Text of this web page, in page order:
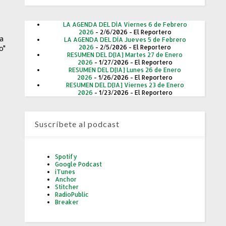
LA AGENDA DEL DÍA Viernes 6 de Febrero
2026 - 2/6/2026 - El Reportero
LA AGENDA DEL DÍA Jueves 5 de Febrero
2026 - 2/5/2026 - El Reportero
RESUMEN DEL D[IA] Martes 27 de Enero
2026 - 1/27/2026 - El Reportero
RESUMEN DEL D[IA] Lunes 26 de Enero
2026 - 1/26/2026 - El Reportero
RESUMEN DEL D[IA] Viernes 23 de Enero
2026 - 1/23/2026 - El Reportero
Suscríbete al podcast
Spotify
Google Podcast
iTunes
Anchor
Stitcher
RadioPublic
Breaker